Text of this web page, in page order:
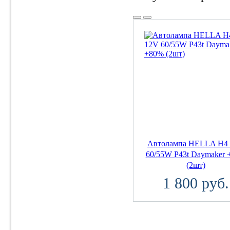
Автолампа HELLA H4
60/55W P43t Daymaker
(2шт)
1 800 руб.